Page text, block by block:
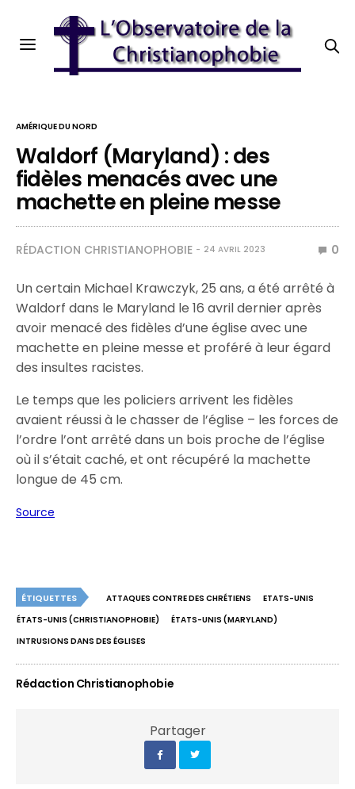
AMÉRIQUE DU NORD
Waldorf (Maryland) : des
fidèles menacés avec une
machette en pleine messe
RÉDACTION CHRISTIANOPHOBIE 24 AVRIL 2023 0
Un certain Michael Krawczyk, 25 ans, a été arrêté à
Waldorf dans le Maryland le 16 avril dernier après
avoir menacé des fidèles d’une église avec une
machette en pleine messe et proféré à leur égard
des insultes racistes.
Le temps que les policiers arrivent les fidèles
avaient réussi à le chasser de l’église – les forces de
l’ordre l’ont arrêté dans un bois proche de l’église
où il s’était caché, et ont récupéré la machette
longue de 45 cm.
Source
ÉTIQUETTES ATTAQUES CONTRE DES CHRÉTIENS
ETATS-UNIS
ÉTATS-UNIS (CHRISTIANOPHOBIE)
ÉTATS-UNIS (MARYLAND)
INTRUSIONS DANS DES ÉGLISES
Rédaction Christianophobie
Partager